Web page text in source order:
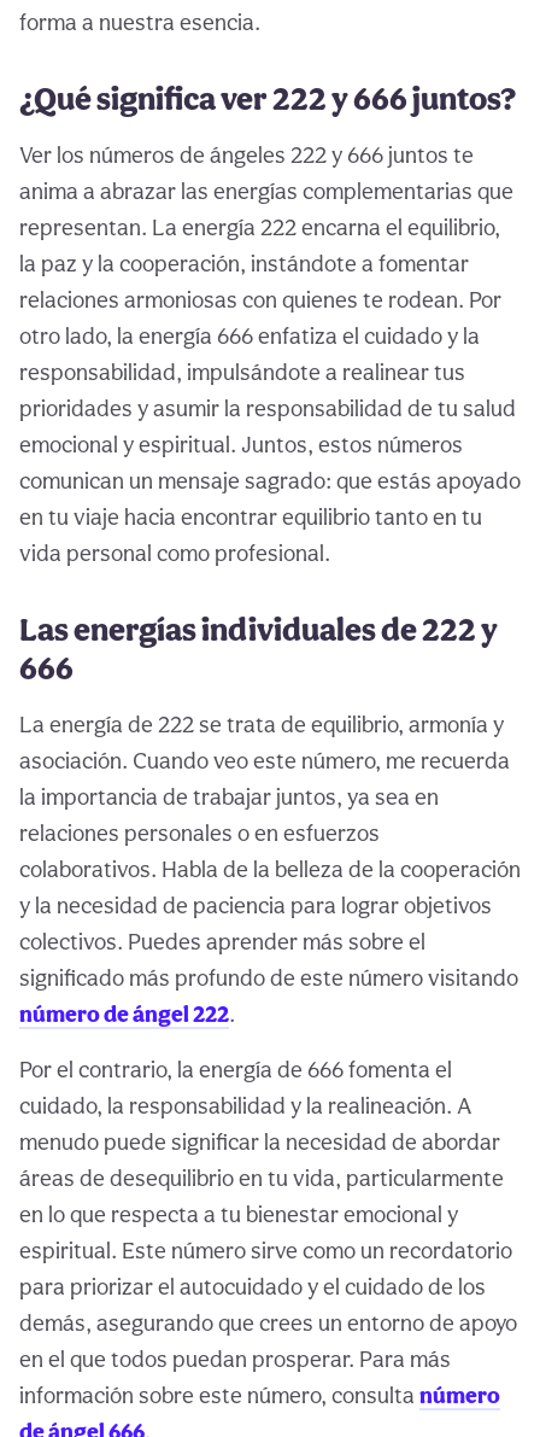
forma a nuestra esencia.
¿Qué significa ver 222 y 666 juntos?
Ver los números de ángeles 222 y 666 juntos te
anima a abrazar las energías complementarias que
representan. La energía 222 encarna el equilibrio,
la paz y la cooperación, instándote a fomentar
relaciones armoniosas con quienes te rodean. Por
otro lado, la energía 666 enfatiza el cuidado y la
responsabilidad, impulsándote a realinear tus
prioridades y asumir la responsabilidad de tu salud
emocional y espiritual. Juntos, estos números
comunican un mensaje sagrado: que estás apoyado
en tu viaje hacia encontrar equilibrio tanto en tu
vida personal como profesional.
Las energías individuales de 222 y
666
La energía de 222 se trata de equilibrio, armonía y
asociación. Cuando veo este número, me recuerda
la importancia de trabajar juntos, ya sea en
relaciones personales o en esfuerzos
colaborativos. Habla de la belleza de la cooperación
y la necesidad de paciencia para lograr objetivos
colectivos. Puedes aprender más sobre el
significado más profundo de este número visitando
número de ángel 222.
Por el contrario, la energía de 666 fomenta el
cuidado, la responsabilidad y la realineación. A
menudo puede significar la necesidad de abordar
áreas de desequilibrio en tu vida, particularmente
en lo que respecta a tu bienestar emocional y
espiritual. Este número sirve como un recordatorio
para priorizar el autocuidado y el cuidado de los
demás, asegurando que crees un entorno de apoyo
en el que todos puedan prosperar. Para más
información sobre este número, consulta número
de ángel 666.